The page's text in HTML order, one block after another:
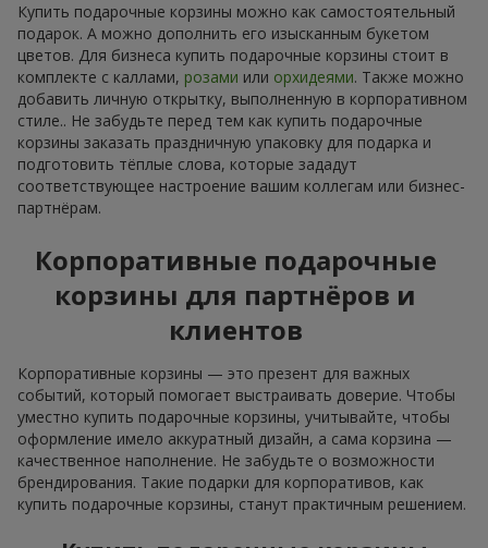
Купить подарочные корзины можно как самостоятельный
подарок. А можно дополнить его изысканным букетом
цветов. Для бизнеса купить подарочные корзины стоит в
комплекте с каллами, розами или орхидеями. Также можно
добавить личную открытку, выполненную в корпоративном
стиле.. Не забудьте перед тем как купить подарочные
корзины заказать праздничную упаковку для подарка и
подготовить тёплые слова, которые зададут
соответствующее настроение вашим коллегам или бизнес-
партнёрам.
Корпоративные подарочные
корзины для партнёров и
клиентов
Корпоративные корзины — это презент для важных
событий, который помогает выстраивать доверие. Чтобы
уместно купить подарочные корзины, учитывайте, чтобы
оформление имело аккуратный дизайн, а сама корзина —
качественное наполнение. Не забудьте о возможности
брендирования. Такие подарки для корпоративов, как
купить подарочные корзины, станут практичным решением.